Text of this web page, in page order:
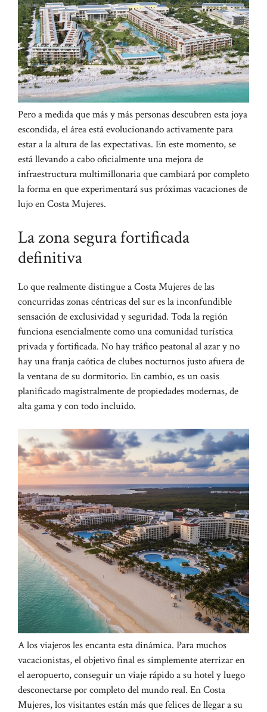
Pero a medida que más y más personas descubren esta joya
escondida, el área está evolucionando activamente para
estar a la altura de las expectativas. En este momento, se
está llevando a cabo oficialmente una mejora de
infraestructura multimillonaria que cambiará por completo
la forma en que experimentará sus próximas vacaciones de
lujo en Costa Mujeres.
La zona segura fortificada
definitiva
Lo que realmente distingue a Costa Mujeres de las
concurridas zonas céntricas del sur es la inconfundible
sensación de exclusividad y seguridad. Toda la región
funciona esencialmente como una comunidad turística
privada y fortificada. No hay tráfico peatonal al azar y no
hay una franja caótica de clubes nocturnos justo afuera de
la ventana de su dormitorio. En cambio, es un oasis
planificado magistralmente de propiedades modernas, de
alta gama y con todo incluido.
A los viajeros les encanta esta dinámica. Para muchos
vacacionistas, el objetivo final es simplemente aterrizar en
el aeropuerto, conseguir un viaje rápido a su hotel y luego
desconectarse por completo del mundo real. En Costa
Mujeres, los visitantes están más que felices de llegar a su